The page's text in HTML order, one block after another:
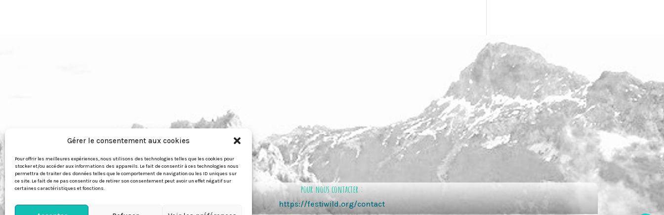
Gérer le consentement aux cookies
Pour offrir les meilleures expériences, nous utilisons des technologies telles que les cookies pour
stocker et/ou accéder aux informations des appareils. Le fait de consentir à ces technologies nous
permettra de traiter des données telles que le comportement de navigation ou les ID uniques sur
ce site. Le fait de ne pas consentir ou de retirer son consentement peut avoir un effet négatif sur
certaines caractéristiques et fonctions.
pour nous contacter :
https://festiwild.org/contact